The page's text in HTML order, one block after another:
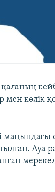
қаланың
мен көлік